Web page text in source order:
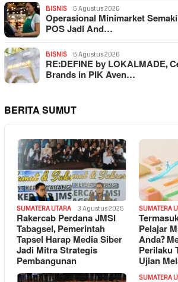
BISNIS 6 Agustus 2026
Operasional Minimarket
POS Jadi And…
BISNIS 6 Agustus 2026
RE:DEFINE by LOKALMADE,
Brands in PIK Aven…
BERITA SUMUT
SUMATERA UTARA 3 Agustus 2026
Rakercab Perdana JMSI
Tabagsel, Pemerintah
Tapsel Harap Media Siber
Jadi Mitra Strategis
Pembangunan
SUMATERA
Pelajar
Anda?
Perilaku
Ujian
SUMATERA